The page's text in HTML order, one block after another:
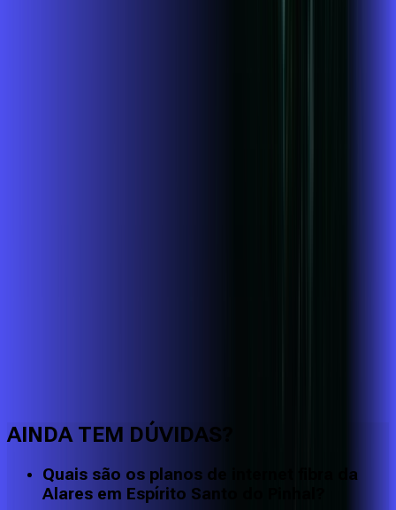
AINDA TEM DÚVIDAS?
Quais são os planos de internet fibra da
Alares em Espírito Santo do Pinhal?